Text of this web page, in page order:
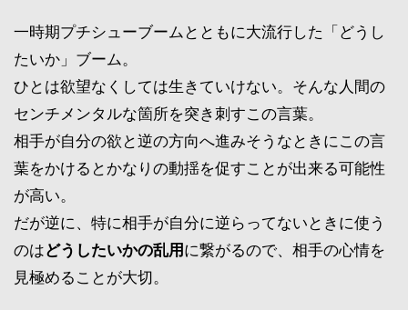
一時期プチシューブームとともに大流行した「どうし
たいか」ブーム。
ひとは欲望なくしては生きていけない。そんな人間の
センチメンタルな箇所を突き刺すこの言葉。
相手が自分の欲と逆の方向へ進みそうなときにこの言
葉をかけるとかなりの動揺を促すことが出来る可能性
が高い。
だが逆に、特に相手が自分に逆らってないときに使う
のはどうしたいかの乱用に繋がるので、相手の心情を
見極めることが大切。